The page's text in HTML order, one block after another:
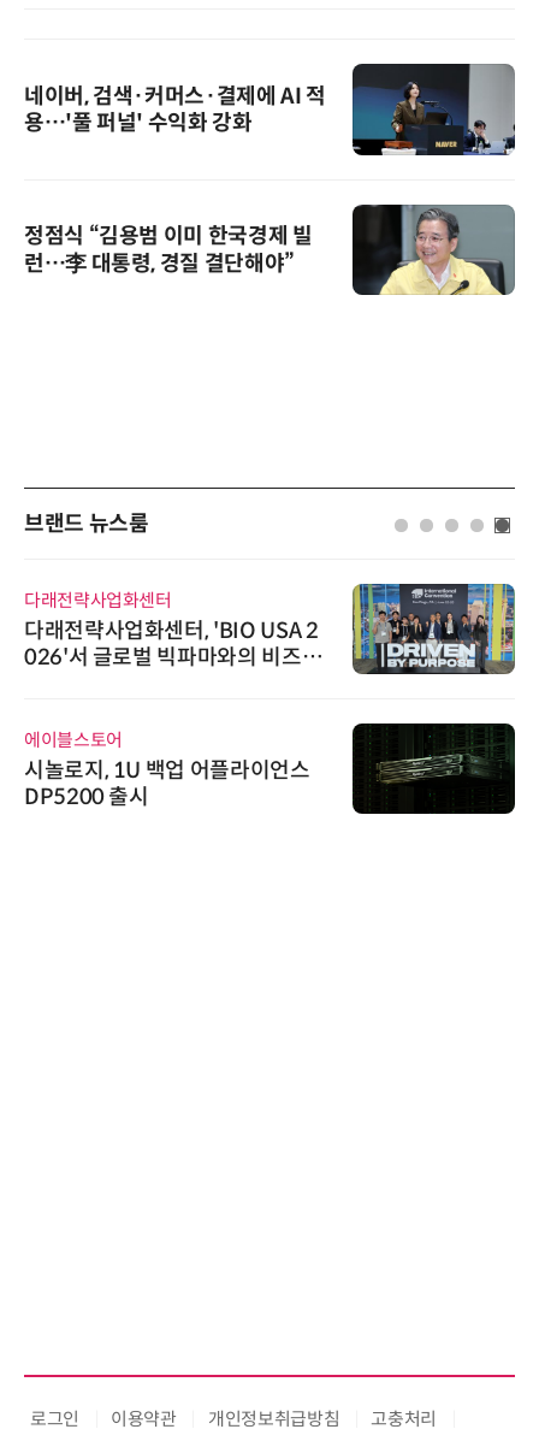
네이버, 검색·커머스·결제에 AI 적
용…'풀 퍼널' 수익화 강화
정점식 “김용범 이미 한국경제 빌
런…李 대통령, 경질 결단해야”
브랜드 뉴스룸
다래전략사업화센터
다래전략사업화센터, 'BIO USA 2
026'서 글로벌 빅파마와의 비즈니
에이블스토어
시놀로지, 1U 백업 어플라이언스
DP5200 출시
로그인 이용약관 개인정보취급방침 고충처리